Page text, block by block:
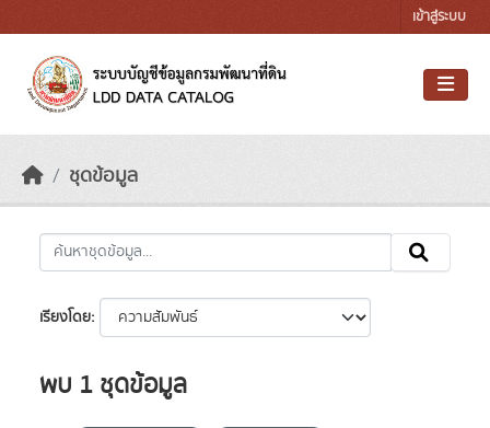
เข้าสู่ระบบ
ชุดข้อมูล
เรียงโดย
พบ 1 ชุดข้อมูล